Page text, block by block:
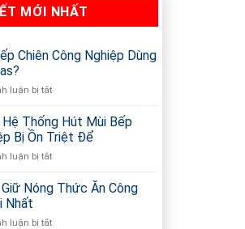
MỚI NHẤT
Chiên Công Nghiệp Dùng
luận bị tắt
Mua
Bếp
Chiên
Dùng
Thống Hút Mùi Bếp
Bị Ồn Triệt Để
luận bị tắt
Phục
Hệ
Giữ Nóng Thức Ăn Công
Nhất
luận bị tắt